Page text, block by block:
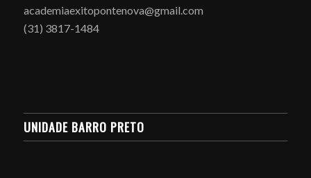
academiaexitopontenova@gmail.com
(31) 3817-1484
UNIDADE BARRO PRETO